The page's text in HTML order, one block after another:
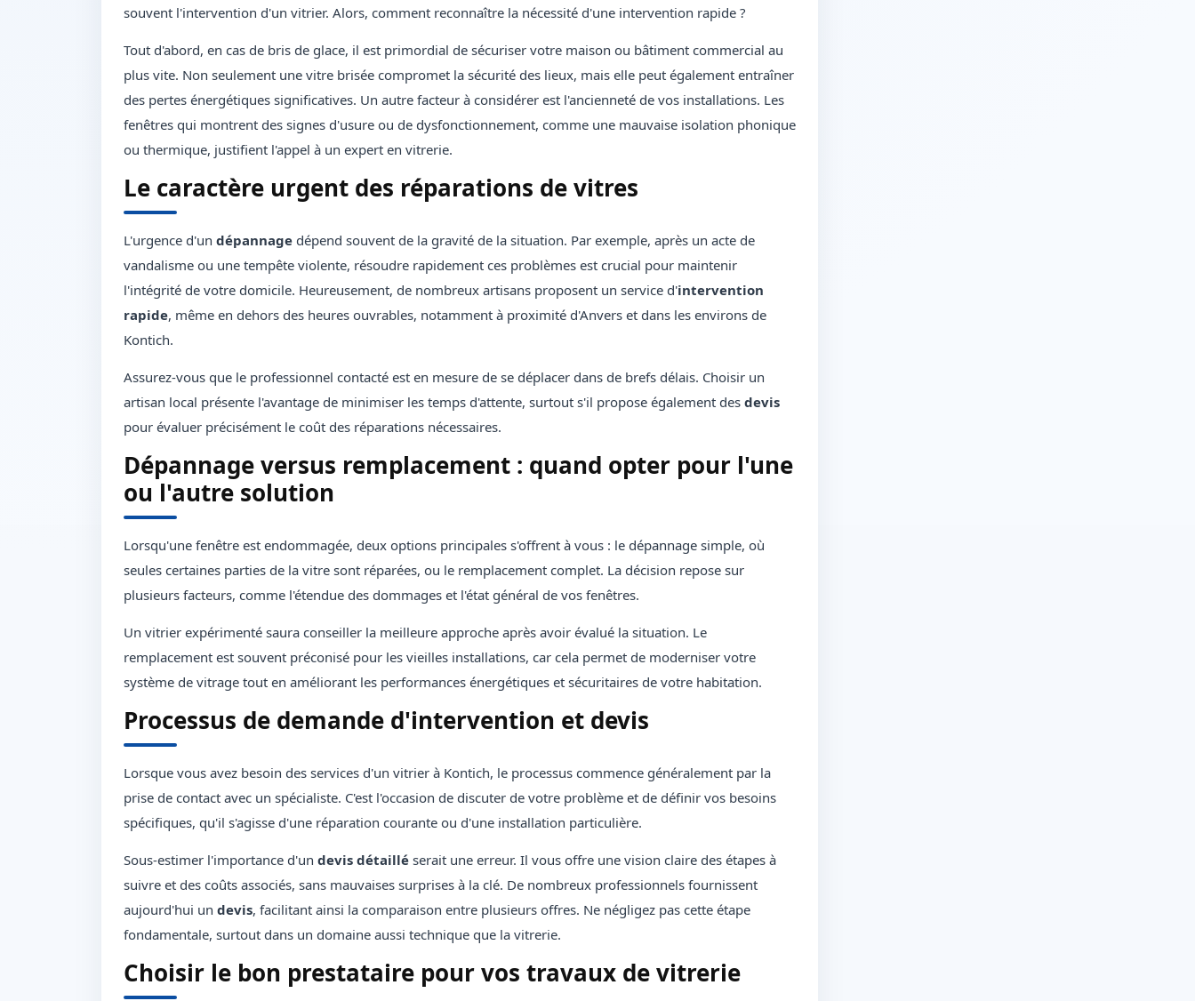
souvent l'intervention d'un vitrier. Alors, comment reconnaître la nécessité d'une intervention rapide ?
Tout d'abord, en cas de bris de glace, il est primordial de sécuriser votre maison ou bâtiment commercial au
plus vite. Non seulement une vitre brisée compromet la sécurité des lieux, mais elle peut également entraîner
des pertes énergétiques significatives. Un autre facteur à considérer est l'ancienneté de vos installations. Les
fenêtres qui montrent des signes d'usure ou de dysfonctionnement, comme une mauvaise isolation phonique
ou thermique, justifient l'appel à un expert en vitrerie.
Le caractère urgent des réparations de vitres
L'urgence d'un dépannage dépend souvent de la gravité de la situation. Par exemple, après un acte de
vandalisme ou une tempête violente, résoudre rapidement ces problèmes est crucial pour maintenir
l'intégrité de votre domicile. Heureusement, de nombreux artisans proposent un service d'intervention
rapide, même en dehors des heures ouvrables, notamment à proximité d'Anvers et dans les environs de
Kontich.
Assurez-vous que le professionnel contacté est en mesure de se déplacer dans de brefs délais. Choisir un
artisan local présente l'avantage de minimiser les temps d'attente, surtout s'il propose également des devis
pour évaluer précisément le coût des réparations nécessaires.
Dépannage versus remplacement : quand opter pour l'une
ou l'autre solution
Lorsqu'une fenêtre est endommagée, deux options principales s'offrent à vous : le dépannage simple, où
seules certaines parties de la vitre sont réparées, ou le remplacement complet. La décision repose sur
plusieurs facteurs, comme l'étendue des dommages et l'état général de vos fenêtres.
Un vitrier expérimenté saura conseiller la meilleure approche après avoir évalué la situation. Le
remplacement est souvent préconisé pour les vieilles installations, car cela permet de moderniser votre
système de vitrage tout en améliorant les performances énergétiques et sécuritaires de votre habitation.
Processus de demande d'intervention et devis
Lorsque vous avez besoin des services d'un vitrier à Kontich, le processus commence généralement par la
prise de contact avec un spécialiste. C'est l'occasion de discuter de votre problème et de définir vos besoins
spécifiques, qu'il s'agisse d'une réparation courante ou d'une installation particulière.
Sous-estimer l'importance d'un devis détaillé serait une erreur. Il vous offre une vision claire des étapes à
suivre et des coûts associés, sans mauvaises surprises à la clé. De nombreux professionnels fournissent
aujourd'hui un devis, facilitant ainsi la comparaison entre plusieurs offres. Ne négligez pas cette étape
fondamentale, surtout dans un domaine aussi technique que la vitrerie.
Choisir le bon prestataire pour vos travaux de vitrerie